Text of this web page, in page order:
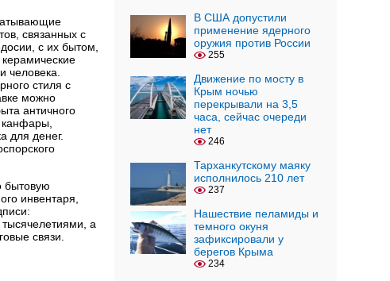
связанных с
с их бытом,
человека.
стиля с
можно
античного
канфары,
для денег.
бытовую
инвентаря,
а
связи.
В США допустили
применение ядерного
оружия против России
255
Движение по мосту в
Крым ночью
перекрывали на 3,5
часа, сейчас очереди
нет
246
Тарханкутскому маяку
исполнилось 210 лет
237
Нашествие пеламиды и
темного окуня
зафиксировали у
берегов Крыма
234